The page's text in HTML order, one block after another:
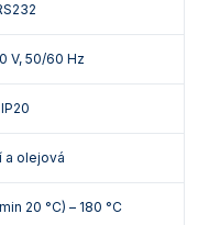
V, 50/60 Hz
IP20
a olejová
20 °C) – 180 °C